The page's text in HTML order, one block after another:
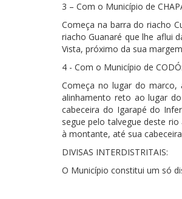
3 – Com o Município de
Começa na barra do riacho
riacho Guanaré que lhe aflui
Vista, próximo da sua
4 - Com o Município de CODÓ:
Começa no lugar do marco,
alinhamento reto ao lugar
cabeceira do Igarapé do
segue pelo talvegue deste
à montante, até sua
DIVISAS INTERDISTRITAIS:
O Município constitui um só